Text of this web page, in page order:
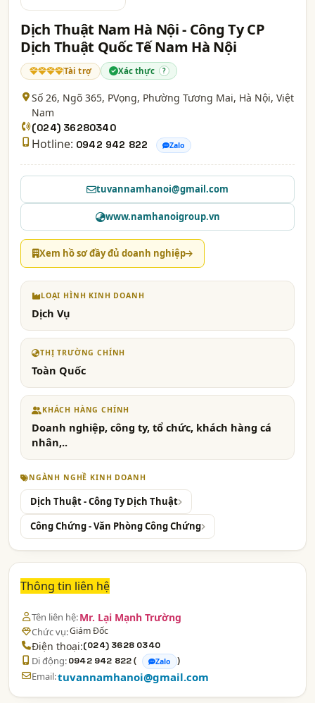
Dịch Thuật Nam Hà Nội - Công Ty CP
Dịch Thuật Quốc Tế Nam Hà Nội
Tài trợ Xác thực ?
Số 26, Ngõ 365, PVọng, Phường Tương Mai, Hà Nội, Việt
Nam
(024) 36280340
Hotline: 0942 942 822 Zalo
tuvannamhanoi@gmail.com
www.namhanoigroup.vn
Xem hồ sơ đầy đủ doanh nghiệp
LOẠI HÌNH KINH DOANH
Dịch Vụ
THỊ TRƯỜNG CHÍNH
Toàn Quốc
KHÁCH HÀNG CHÍNH
Doanh nghiệp, công ty, tổ chức, khách hàng cá
nhân,..
NGÀNH NGHỀ KINH DOANH
Dịch Thuật - Công Ty Dịch Thuật
Công Chứng - Văn Phòng Công Chứng
Thông tin liên hệ
Tên liên hệ:Mr. Lại Mạnh Trường
Chức vụ:Giám Đốc
Điện thoại:(024) 3628 0340
Di động:0942 942 822( Zalo )
Email:tuvannamhanoi@gmail.com